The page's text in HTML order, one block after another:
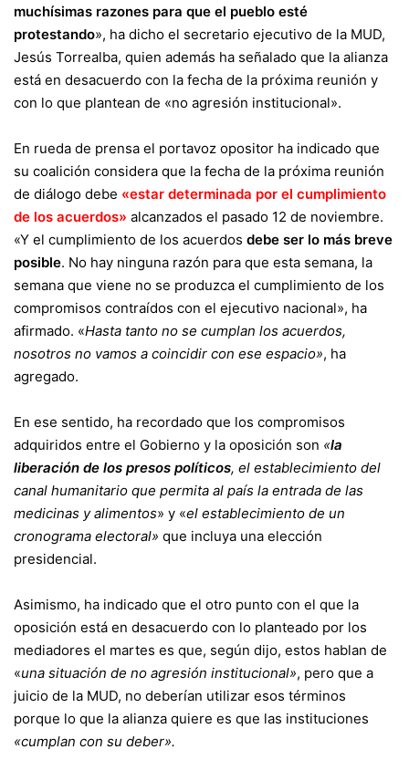
muchísimas razones para que el pueblo esté
protestando», ha dicho el secretario ejecutivo de la MUD,
Jesús Torrealba, quien además ha señalado que la alianza
está en desacuerdo con la fecha de la próxima reunión y
con lo que plantean de «no agresión institucional».
En rueda de prensa el portavoz opositor ha indicado que
su coalición considera que la fecha de la próxima reunión
de diálogo debe «estar determinada por el cumplimiento
de los acuerdos» alcanzados el pasado 12 de noviembre.
«Y el cumplimiento de los acuerdos debe ser lo más breve
posible. No hay ninguna razón para que esta semana, la
semana que viene no se produzca el cumplimiento de los
compromisos contraídos con el ejecutivo nacional», ha
afirmado. «Hasta tanto no se cumplan los acuerdos,
nosotros no vamos a coincidir con ese espacio», ha
agregado.
En ese sentido, ha recordado que los compromisos
adquiridos entre el Gobierno y la oposición son «la
liberación de los presos políticos, el establecimiento del
canal humanitario que permita al país la entrada de las
medicinas y alimentos» y «el establecimiento de un
cronograma electoral» que incluya una elección
presidencial.
Asimismo, ha indicado que el otro punto con el que la
oposición está en desacuerdo con lo planteado por los
mediadores el martes es que, según dijo, estos hablan de
«una situación de no agresión institucional», pero que a
juicio de la MUD, no deberían utilizar esos términos
porque lo que la alianza quiere es que las instituciones
«cumplan con su deber».